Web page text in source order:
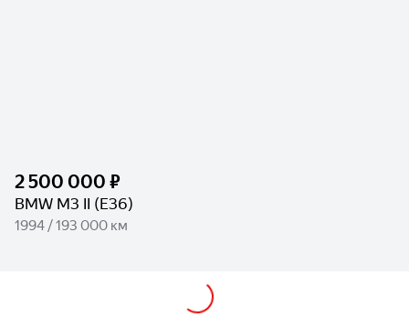
2 500 000 ₽
BMW M3 II (E36)
1994 / 193 000 км